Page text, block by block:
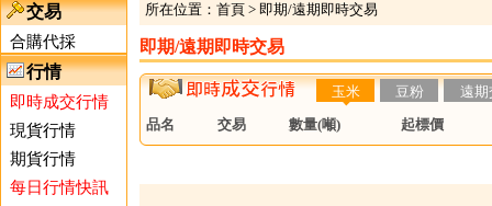
交易
合購代採
行情
即時成交行情
現貨行情
期貨行情
每日行情快訊
所在位置： 首頁 > 即期/遠期即時交易
即期/遠期即時交易
玉米 豆粉
遠期
品名
交易 數量(噸) 起標價